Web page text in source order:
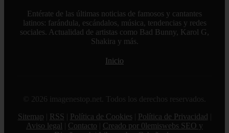
Entérate de las últimas noticias de famosos y cantantes
latinos: farándula, escándalos, música, tendencias y redes
sociales. Actualidad de artistas como Bad Bunny, Karol G,
Shakira y más.
Inicio
© 2026 imagenestop.net. Todos los derechos reservados.
Sitemap
RSS Política de Cookies Política de Privacidad
Aviso legal
Contacto
Creado por 0lemiswebs SEO y